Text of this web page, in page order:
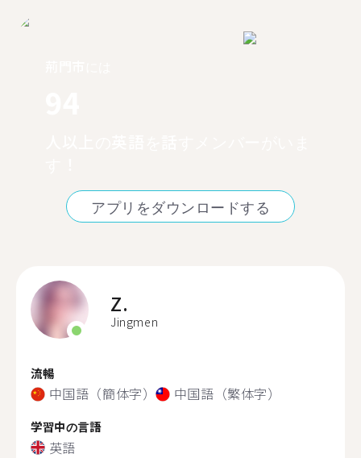
アプリをダウンロードする
Z.
Jingmen
流暢
中国語（簡体字） 中国語（繁体字）
学習中の言語
英語